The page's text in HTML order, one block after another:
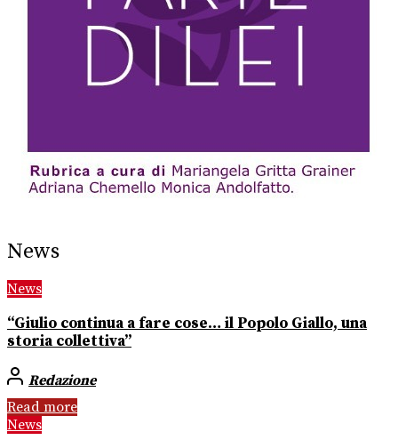
News
News
“Giulio continua a fare cose… il Popolo Giallo, una
storia collettiva”
Redazione
Read more
News